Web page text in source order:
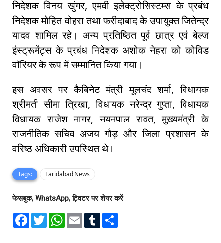
निदेशक विनय खुंगर, एमवी इलेक्ट्रोसिस्टम्स के प्रबंध
निदेशक मोहित वोहरा तथा फरीदाबाद के उपायुक्त जितेन्द्र
यादव शामिल रहे। अन्य प्रतिष्ठित पूर्व छात्र एवं बेल्ज
इंस्ट्रूमेंट्स के प्रबंध निदेशक अशोक नेहरा को कोविड
वाॅरियर के रूप में सम्मानित किया गया।
इस अवसर पर कैबिनेट मंत्री मूलचंद शर्मा, विधायक
श्रीमती सीमा त्रिखा, विधायक नरेन्द्र गुप्ता, विधायक
विधायक राजेश नागर, नयनपाल रावत, मुख्यमंत्री के
राजनीतिक सचिव अजय गौड़ और जिला प्रशासन के
वरिष्ठ अधिकारी उपस्थित थे।
Tags: Faridabad News
फेसबुक, WhatsApp, ट्विटर पर शेयर करें
F
T
w
W
E
T